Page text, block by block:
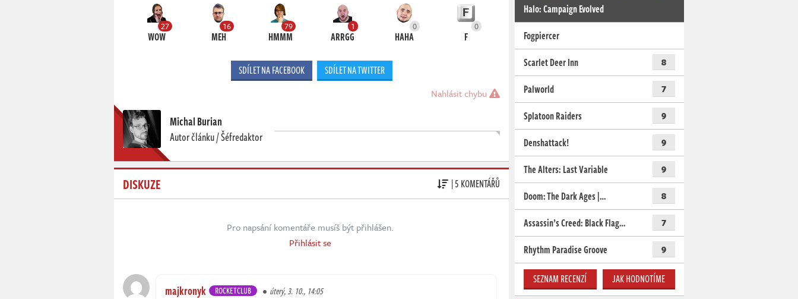
27
WOW
16
MEH
79
HMMM
1
ARRGG
0
HAHA
0
F
SDÍLET NA FACEBOOK SDÍLET NA TWITTER
Nahlásit chybu
Michal Burian
Autor článku / Šéfredaktor
DISKUZE | 5 KOMENTÁŘŮ
Pro napsání komentáře musíš být přihlášen.
Přihlásit se
majkronyk ROCKETCLUB úterý, 3. 10., 14:05
Halo: Campaign Evolved
Fogpiercer
Scarlet Deer Inn
8
Palworld 7
Splatoon Raiders 9
Denshattack! 9
The Alters: Last Variable 9
Doom: The Dark Ages |… 8
Assassin’s Creed: Black Flag… 7
Rhythm Paradise Groove 9
SEZNAM RECENZÍ JAK HODNOTÍME